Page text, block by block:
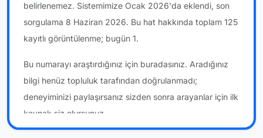
belirlenemez. Sistemimize Ocak 2026'da eklendi, son
sorgulama 8 Haziran 2026. Bu hat hakkında toplam 125
kayıtlı görüntülenme; bugün 1.
Bu numarayı araştırdığınız için buradasınız. Aradığınız
bilgi henüz topluluk tarafından doğrulanmadı;
deneyiminizi paylaşırsanız sizden sonra arayanlar için ilk
kaynak siz olursunuz.